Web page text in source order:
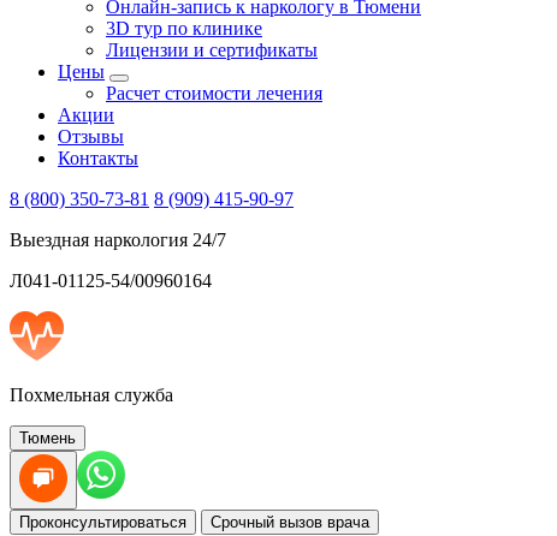
Онлайн-запись к наркологу в Тюмени
3D тур по клинике
Лицензии и сертификаты
Цены
Расчет стоимости лечения
Акции
Отзывы
Контакты
8 (800) 350-73-81 8 (909) 415-90-97
Выездная наркология 24/7
Л041-01125-54/00960164
Похмельная служба
Тюмень
Проконсультироваться Срочный вызов врача